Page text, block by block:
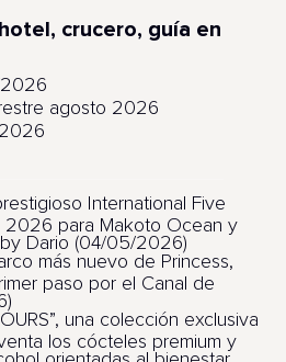
crucero, guía en
2026
agosto 2026
International Five
2026 para Makoto Ocean y
by Dario (04/05/2026)
más nuevo de Princess,
paso por el Canal de
una colección exclusiva
los cócteles premium y